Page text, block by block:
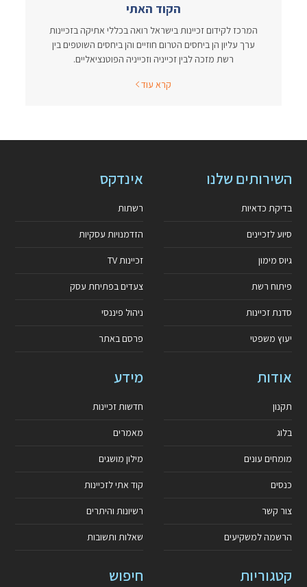
הקוד האתי
המרכז לקידום זכיינות בישראל רואה בכללי אתיקה בזכיינות
ערך עליון הן ביחסים הטרום חוזיים והן ביחסים השוטפים בין
רשת מזכה לבין זכייניה וזכייניה הפוטנציאליים.
קרא עוד
השירותים שלנו
בדיקת כדאיות
סיוע לזכיינים
גיוס מימון
פיתוח רשת
סדנת זכיינות
יעוץ משפטי
אינדקס
רשתות
הזדמנויות עסקיות
זכיינות TV
צעדים בפתיחת עסק
ניהול פיננסי
פרסם באתר
אודות
תקנון
בלוג
מומחים עונים
כנסים
צור קשר
הרשמה למשקיעים
מידע
חדשות זכיינות
מאמרים
מילון מושגים
קוד אתי לזכיינות
רשיונות והיתרים
שאלות ותשובות
קטגוריות חיפוש